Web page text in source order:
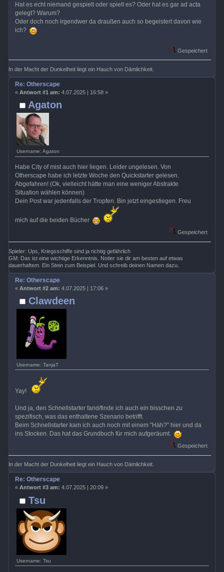
Hat es echt niemand gespielt oder spielt es? Oder hat es gar ad acta
gelegt? Warum?
Oder doch noch irgendwer da draußen auch so begeistert davon wie
ich?
Gespeichert
In der Macht der Dunkelheit liegt ein Hauch von Dämlichkeit.
Agaton
Username: Agaton
Re: Otherscape
« Antwort #1 am: 4.07.2025 | 16:58 »
Habe City of mist auch hier liegen. Leider ungelesen. Von
Otherscape habe ich letzte Woche den Quickstarter gelesen.
Abgefahren! (Ok, vielleicht hätte man eine weniger Abstrakte
Situation wählen können)
Dein Post war jedenfalls der Tropfen. Bin jetzt eingestiegen. Freu
mich auf die beiden Bücher
Gespeichert
Spieler: Ups, Kriegsschiffe sind ja richtig gefährlich
GM: Das ist eine wichtige Erkenntnis. Notier sie dir am besten auf etwas
dauerhaftem. Ein Stein zum Beispiel. Und schreib deinen Namen dazu.
Clawdeen
Username: TanjaT
Re: Otherscape
« Antwort #2 am: 4.07.2025 | 17:06 »
Yay!
Und ja, den Schnellstarter fand/finde ich auch ein bisschen zu
spezifisch, was das enthaltene Szenario betrifft.
Beim Schnellstarter kam ich auch noch mit einem "Häh?" hier und da
ins Stocken. Das hat das Grundbuch für mich aufgeräumt.
Gespeichert
In der Macht der Dunkelheit liegt ein Hauch von Dämlichkeit.
Tsu
Username: Tsu
Re: Otherscape
« Antwort #3 am: 4.07.2025 | 20:09 »